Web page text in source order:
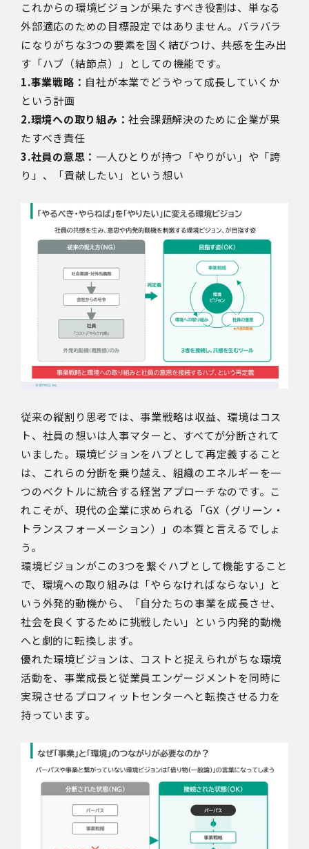
これからの環境ビジョンが果たすべき役割は、単なる
外部適応のための目標設定ではありません。バラバラ
になりがちな3つの要素を固く結びつけ、共感を生み出
す「ハブ（結節点）」としての機能です。
1.事業戦略： 自社が本業でどうやって成長していくか
という計画
2.環境への取り組み：社会課題解決のために企業が果
たすべき責任
3.社員の意思： 一人ひとりが持つ「やりがい」や「誇
り」、「貢献したい」という想い
従来の縦割り思考では、事業戦略は収益、環境はコス
ト、社員の想いは人事マターと、すべてが分断されて
いました。 環境ビジョンをハブとして再定義すること
は、これらの分断を乗り越え、組織のエネルギーを一
つのベクトルに統合する経営アプローチなのです。こ
れこそが、現代の企業に求められる「GX（グリーン・
トランスフォーメーション）」の本質と言えるでしょ
う。
環境ビジョンがこの3つを繋ぐハブとして機能すること
で、環境への取り組みは「やらなければならない」と
いう外発的動機から、「自分たちの事業を成長させ、
社会を良くするために挑戦したい」という内発的動機
へと劇的に転換します。
優れた環境ビジョンは、コストと捉えられがちな環境
活動を、事業成長と従業員エンゲージメントを同時に
実現させるプロフィットセンターへと転換させる力を
持っています。